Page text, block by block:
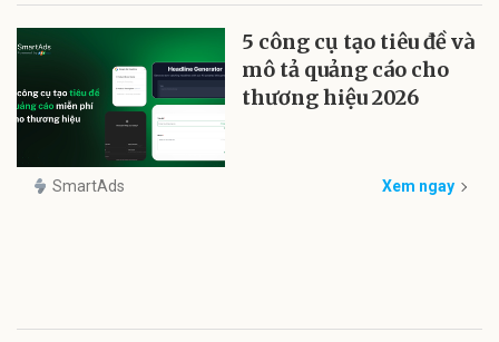
5 công cụ tạo tiêu đề và
mô tả quảng cáo cho
thương hiệu 2026
SmartAds Xem ngay